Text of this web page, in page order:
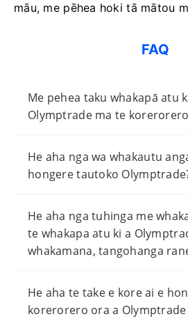
māu, me pēhea hoki tā mātou
FAQ
Me pehea taku whakapā atu
Olymptrade ma te
He aha nga wa whakautu
hongere tautoko
He aha nga tuhinga me
te whakapa atu ki a
whakamana, tangohanga
He aha te take e kore ai e
korerorero ora a